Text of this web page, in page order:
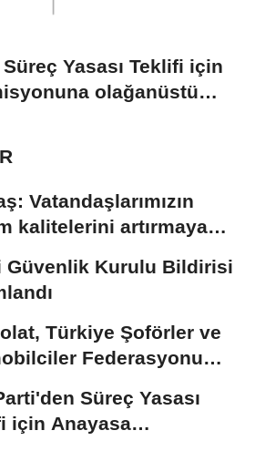
Yasası Teklifi için
olağanüstü
Vatandaşlarımızın
kalitelerini artırmaya
Güvenlik Kurulu Bildirisi
Türkiye Şoförler ve
Federasyonu
Yiğiner...
Süreç Yasası
için Anayasa